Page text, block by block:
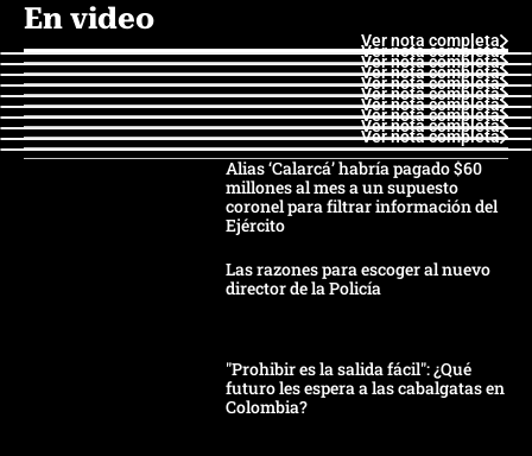
En video
Ver nota completa
Ver nota completa
Ver nota completa
Ver nota completa
Ver nota completa
Ver nota completa
Ver nota completa
Ver nota completa
Ver nota completa
Ver nota completa
Alias ‘Calarcá’ habría pagado $60
millones al mes a un supuesto
coronel para filtrar información del
Ejército
Las razones para escoger al nuevo
director de la Policía
"Prohibir es la salida fácil": ¿Qué
futuro les espera a las cabalgatas en
Colombia?